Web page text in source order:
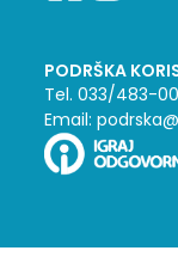
PODRŠKA
Tel. 033/483-
Email: